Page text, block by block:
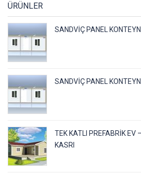
ÜRÜNLER
SANDVIÇ PANEL
SANDVIÇ PANEL
TEK KATLI PREFABRIK EV
KASRI